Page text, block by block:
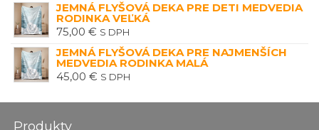
JEMNÁ FLYŠOVÁ DEKA PRE DETI MEDVEDIA
RODINKA VEĽKÁ
75,00 € S DPH
JEMNÁ FLYŠOVÁ DEKA PRE NAJMENŠÍCH
MEDVEDIA RODINKA MALÁ
45,00 € S DPH
Produkty